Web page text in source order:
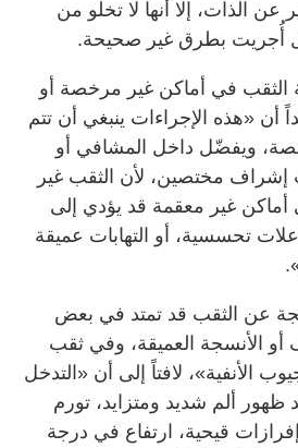
عن الذات، إلا أنها لا تخلو من
أُجريت بطرق غير صحيحة.
الثقب في أماكن غير مرخصة أو
أن «هذه الإجراءات ينبغي أن تتم
ويفضّل داخل المشافي أو
إشراف مختصين، لأن الثقب غير
أماكن غير معقمة قد يؤدي إلى
تحسسية، أو التهابات عميقة
عن الثقب قد تمتد في بعض
أو الأنسجة العميقة، وفي ثقب
الأنفية»، لافتاً إلى أن «التدخل
ظهور ألم شديد ومتزايد، تورم
قيحية، ارتفاع في درجة